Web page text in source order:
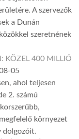
A szervezők
a Dunán
szeretnének
KÖZEL 400 MILLIÓ
05
ahol teljesen
2. számú
környezet
dolgozóit.